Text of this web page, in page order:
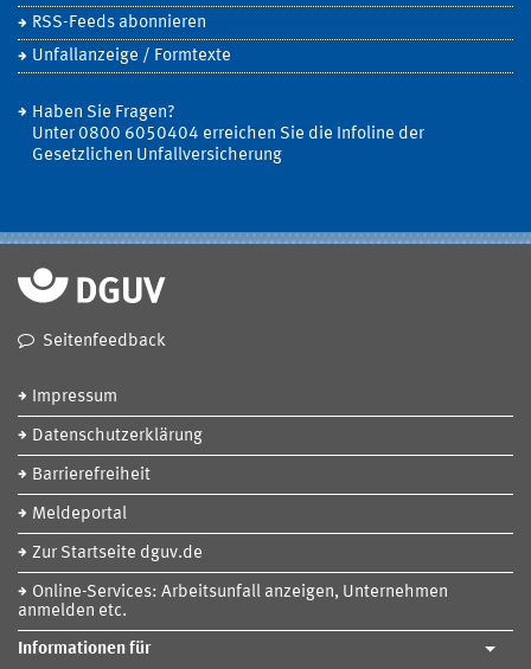
RSS-Feeds abonnieren
Unfallanzeige / Formtexte
Haben Sie Fragen?
Unter 0800 6050404 erreichen Sie die Infoline der
Gesetzlichen Unfallversicherung
Seitenfeedback
Impressum
Datenschutzerklärung
Barrierefreiheit
Meldeportal
Zur Startseite dguv.de
Online-Services: Arbeitsunfall anzeigen, Unternehmen
anmelden etc.
Informationen für